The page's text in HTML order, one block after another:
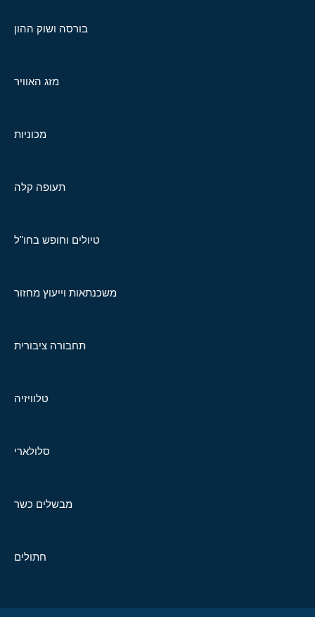
בורסה ושוק ההון
מזג האוויר
מכוניות
תעופה קלה
טיולים וחופש בחו"ל
משכנתאות וייעוץ מחזור
תחבורה ציבורית
טלוויזיה
סלולארי
מבשלים כשר
חתולים